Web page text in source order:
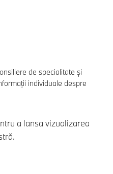
de specialitate și
individuale despre
a lansa vizualizarea